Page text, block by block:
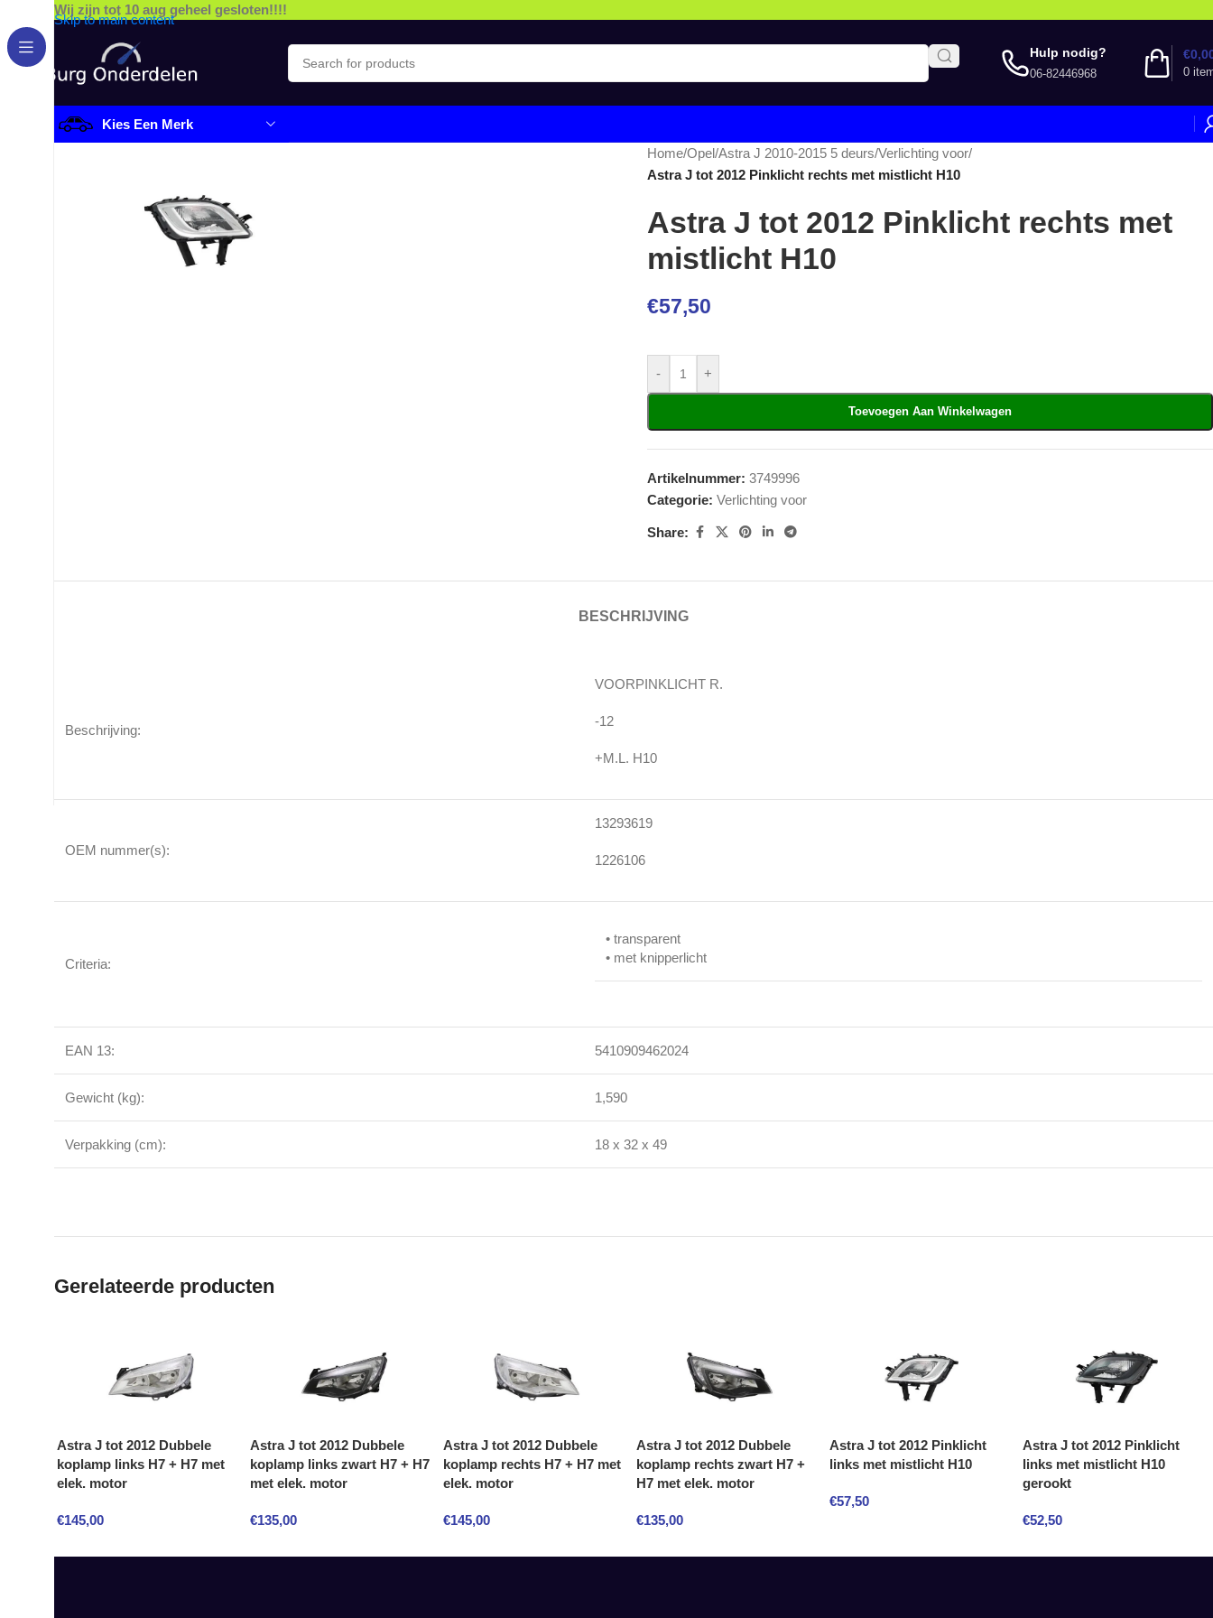
Skip to main content
Wij zijn tot 10 aug geheel gesloten!!!!
Hulp nodig?
06-82446968 0
€
Kies Een Merk
Home/Opel/Astra J 2010-2015 5 deurs/Verlichting voor/
Astra J tot 2012 Pinklicht rechts met mistlicht H10
Astra J tot 2012 Pinklicht rechts met
mistlicht H10
€57,50
- +
Toevoegen Aan Winkelwagen
Artikelnummer: 3749996
Categorie: Verlichting voor
Share:
BESCHRIJVING
Beschrijving:
VOORPINKLICHT R.
-12
+M.L. H10
OEM nummer(s):
13293619
1226106
Criteria:
• transparent
• met knipperlicht
EAN 13: 5410909462024
Gewicht (kg): 1,590
Verpakking (cm): 18 x 32 x 49
Gerelateerde producten
Astra J tot 2012 Dubbele
koplamp links H7 + H7 met
elek. motor
€145,00
Astra J tot 2012 Dubbele
koplamp links zwart H7 + H7
met elek. motor
€135,00
Astra J tot 2012 Dubbele
koplamp rechts H7 + H7 met
elek. motor
€145,00
Astra J tot 2012 Dubbele
koplamp rechts zwart H7 +
H7 met elek. motor
€135,00
Astra J tot 2012 Pinklicht
links met mistlicht H10
€57,50
Astra J tot 2012 Pinklicht
links met mistlicht H10
gerookt
€52,50